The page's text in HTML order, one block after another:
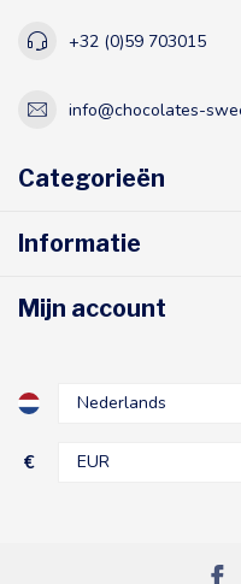
+32 (0)59 703015
info@chocolates-
Categorieën
Informatie
Mijn account
€